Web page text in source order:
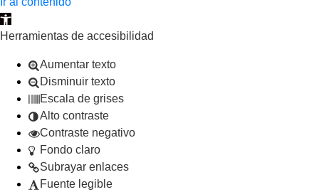
Abrir barra de herramientas
Herramientas de accesibilidad
Aumentar texto
Disminuir texto
Escala de grises
Alto contraste
Contraste negativo
Fondo claro
Subrayar enlaces
Fuente legible